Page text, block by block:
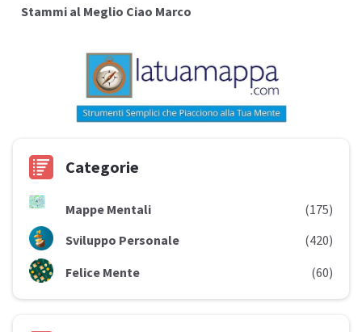
Stammi al Meglio Ciao Marco
Categorie
Mappe Mentali
(175)
Sviluppo Personale
(420)
Felice Mente
(60)